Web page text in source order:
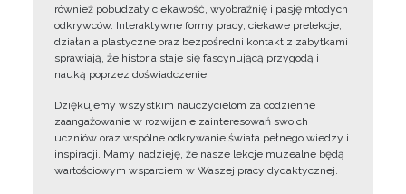
również pobudzały ciekawość, wyobraźnię i pasję młodych
odkrywców. Interaktywne formy pracy, ciekawe prelekcje,
działania plastyczne oraz bezpośredni kontakt z zabytkami
sprawiają, że historia staje się fascynującą przygodą i
nauką poprzez doświadczenie.
Dziękujemy wszystkim nauczycielom za codzienne
zaangażowanie w rozwijanie zainteresowań swoich
uczniów oraz wspólne odkrywanie świata pełnego wiedzy i
inspiracji. Mamy nadzieję, że nasze lekcje muzealne będą
wartościowym wsparciem w Waszej pracy dydaktycznej.